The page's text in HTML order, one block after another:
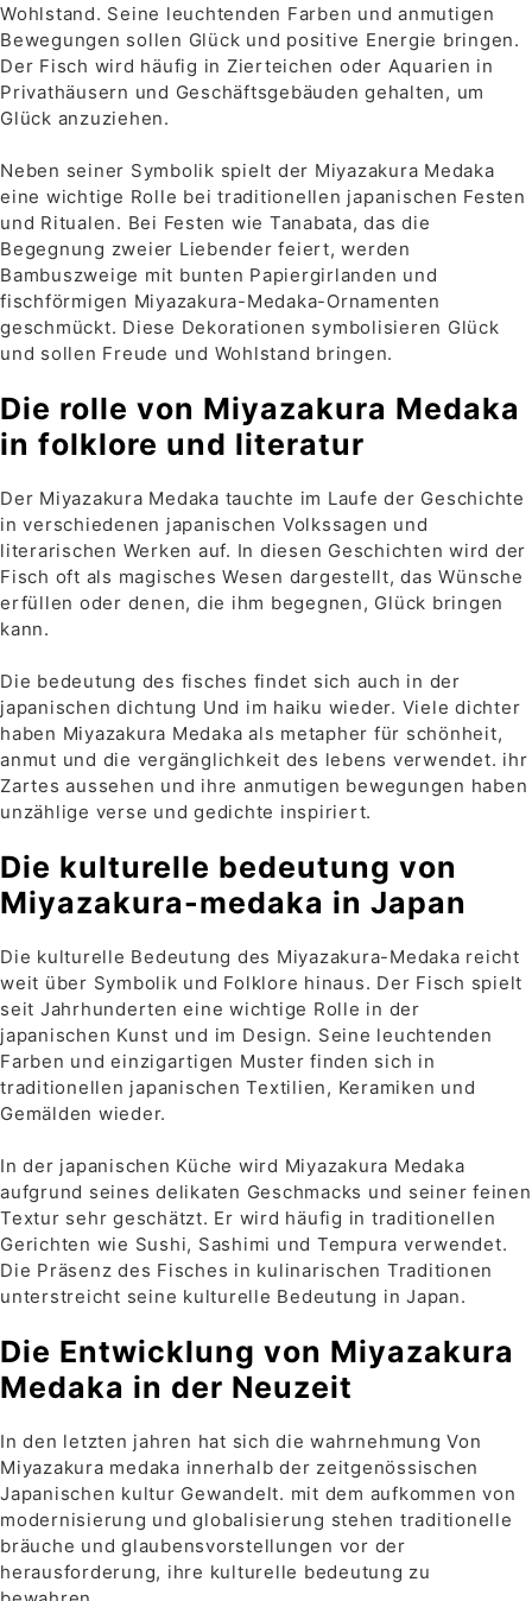
Wohlstand. Seine leuchtenden Farben und anmutigen
Bewegungen sollen Glück und positive Energie bringen.
Der Fisch wird häufig in Zierteichen oder Aquarien in
Privathäusern und Geschäftsgebäuden gehalten, um
Glück anzuziehen.
Neben seiner Symbolik spielt der Miyazakura Medaka
eine wichtige Rolle bei traditionellen japanischen Festen
und Ritualen. Bei Festen wie Tanabata, das die
Begegnung zweier Liebender feiert, werden
Bambuszweige mit bunten Papiergirlanden und
fischförmigen Miyazakura-Medaka-Ornamenten
geschmückt. Diese Dekorationen symbolisieren Glück
und sollen Freude und Wohlstand bringen.
Die rolle von Miyazakura Medaka
in folklore und literatur
Der Miyazakura Medaka tauchte im Laufe der Geschichte
in verschiedenen japanischen Volkssagen und
literarischen Werken auf. In diesen Geschichten wird der
Fisch oft als magisches Wesen dargestellt, das Wünsche
erfüllen oder denen, die ihm begegnen, Glück bringen
kann.
Die bedeutung des fisches findet sich auch in der
japanischen dichtung Und im haiku wieder. Viele dichter
haben Miyazakura Medaka als metapher für schönheit,
anmut und die vergänglichkeit des lebens verwendet. ihr
Zartes aussehen und ihre anmutigen bewegungen haben
unzählige verse und gedichte inspiriert.
Die kulturelle bedeutung von
Miyazakura-medaka in Japan
Die kulturelle Bedeutung des Miyazakura-Medaka reicht
weit über Symbolik und Folklore hinaus. Der Fisch spielt
seit Jahrhunderten eine wichtige Rolle in der
japanischen Kunst und im Design. Seine leuchtenden
Farben und einzigartigen Muster finden sich in
traditionellen japanischen Textilien, Keramiken und
Gemälden wieder.
In der japanischen Küche wird Miyazakura Medaka
aufgrund seines delikaten Geschmacks und seiner feinen
Textur sehr geschätzt. Er wird häufig in traditionellen
Gerichten wie Sushi, Sashimi und Tempura verwendet.
Die Präsenz des Fisches in kulinarischen Traditionen
unterstreicht seine kulturelle Bedeutung in Japan.
Die Entwicklung von Miyazakura
Medaka in der Neuzeit
In den letzten jahren hat sich die wahrnehmung Von
Miyazakura medaka innerhalb der zeitgenössischen
Japanischen kultur Gewandelt. mit dem aufkommen von
modernisierung und globalisierung stehen traditionelle
bräuche und glaubensvorstellungen vor der
herausforderung, ihre kulturelle bedeutung zu